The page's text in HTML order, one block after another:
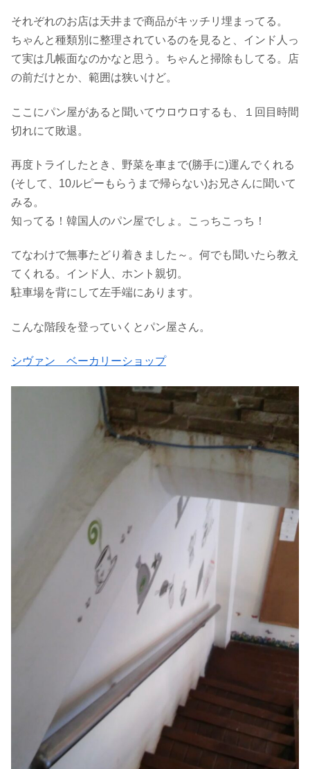
それぞれのお店は天井まで商品がキッチリ埋まってる。
ちゃんと種類別に整理されているのを見ると、インド人っ
て実は几帳面なのかなと思う。ちゃんと掃除もしてる。店
の前だけとか、範囲は狭いけど。
ここにパン屋があると聞いてウロウロするも、１回目時間
切れにて敗退。
再度トライしたとき、野菜を車まで(勝手に)運んでくれる
(そして、10ルピーもらうまで帰らない)お兄さんに聞いて
みる。
知ってる！韓国人のパン屋でしょ。こっちこっち！
てなわけで無事たどり着きました～。何でも聞いたら教え
てくれる。インド人、ホント親切。
駐車場を背にして左手端にあります。
こんな階段を登っていくとパン屋さん。
シヴァン ベーカリーショップ